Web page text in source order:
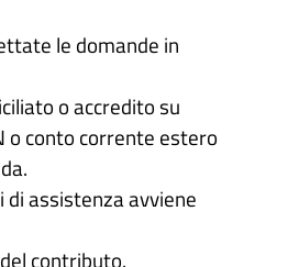
le domande in
o accredito su
o conto corrente estero
assistenza avviene
contributo.